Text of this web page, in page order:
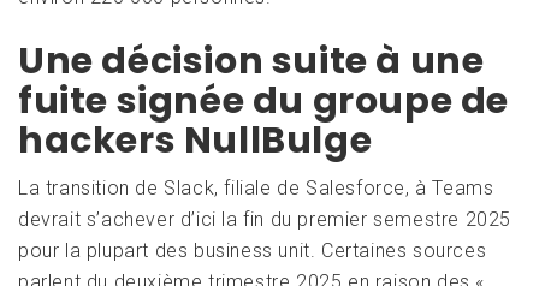
Une décision suite à une
fuite signée du groupe de
hackers NullBulge
La transition de Slack, filiale de Salesforce, à Teams
devrait s’achever d’ici la fin du premier semestre 2025
pour la plupart des business unit. Certaines sources